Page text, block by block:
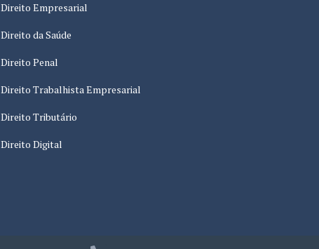
Direito Empresarial
Direito da Saúde
Direito Penal
Direito Trabalhista Empresarial
Direito Tributário
Direito Digital